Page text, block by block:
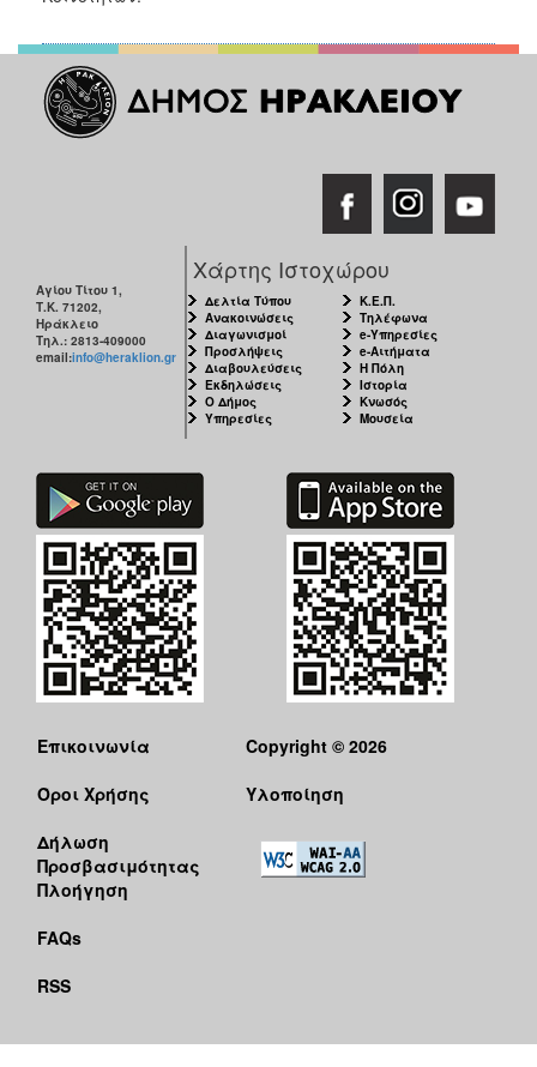
Αγίου Τίτου 1,
Τ.Κ. 71202,
Ηράκλειο
Τηλ.: 2813-409000
email:info@heraklion.gr
Χάρτης Ιστοχώρου
Δελτία Τύπου
Ανακοινώσεις
Διαγωνισμοί
Προσλήψεις
Διαβουλεύσεις
Εκδηλώσεις
Ο Δήμος
Υπηρεσίες
Κ.Ε.Π.
Τηλέφωνα
e-Υπηρεσίες
e-Αιτήματα
Η Πόλη
Ιστορία
Κνωσός
Μουσεία
Επικοινωνία
Όροι Χρήσης
Δήλωση
Προσβασιμότητας
Πλοήγηση
FAQs
RSS
Copyright © 2026
Υλοποίηση